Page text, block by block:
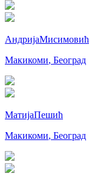
АндријаМисимовић
Макикоми, Београд
МатијаПешић
Макикоми, Београд